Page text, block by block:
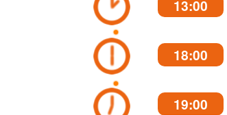
13:00
18:00
19:00